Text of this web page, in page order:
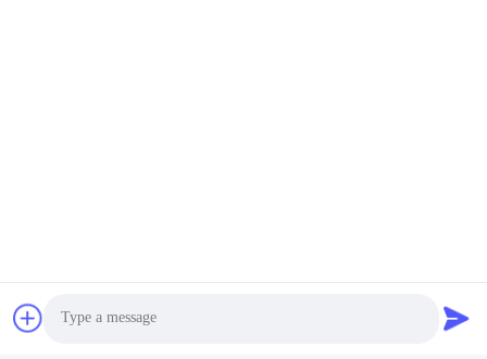
Politique de confidentialité